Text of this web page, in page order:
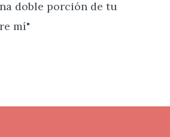
doble porción de tu
mí"